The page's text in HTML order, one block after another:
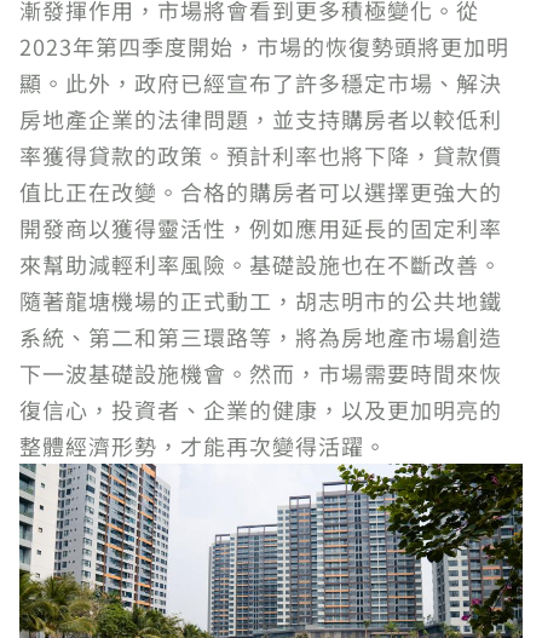
漸發揮作用，市場將會看到更多積極變化。從
2023年第四季度開始，市場的恢復勢頭將更加明
顯。此外，政府已經宣布了許多穩定市場、解決
房地產企業的法律問題，並支持購房者以較低利
率獲得貸款的政策。預計利率也將下降，貸款價
值比正在改變。合格的購房者可以選擇更強大的
開發商以獲得靈活性，例如應用延長的固定利率
來幫助減輕利率風險。基礎設施也在不斷改善。
隨著龍塘機場的正式動工，胡志明市的公共地鐵
系統、第二和第三環路等，將為房地產市場創造
下一波基礎設施機會。然而，市場需要時間來恢
復信心，投資者、企業的健康，以及更加明亮的
整體經濟形勢，才能再次變得活躍。